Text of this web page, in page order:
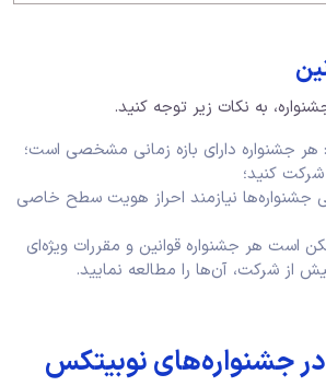
به نکات زیر توجه کنید.
: هر جشنواره دارای بازه زمانی مشخصی است؛
کنید؛
جشنواره‌ها نیازمند احراز هویت سطح خاصی
است هر جشنواره قوانین و مقررات ویژه‌ای
از شرکت، آن‌ها را مطالعه نمایید.
جشنواره‌های نوبیتکس